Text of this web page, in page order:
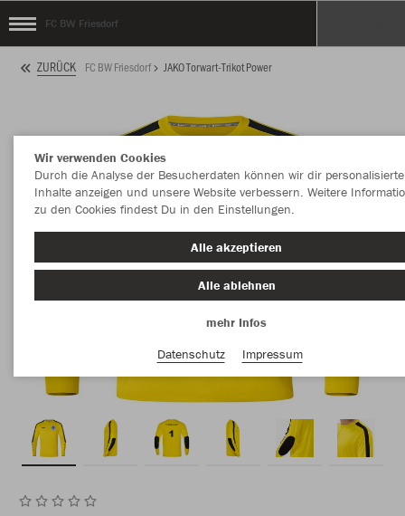
FC BW Friesdorf
ZURÜCK FC BW Friesdorf JAKO Torwart-Trikot Power
Wir verwenden Cookies
Durch die Analyse der Besucherdaten können wir dir personalisierte
Inhalte anzeigen und unsere Website verbessern. Weitere
zu den Cookies findest Du in den Einstellungen.
Alle akzeptieren
Alle ablehnen
mehr Infos
Datenschutz
Impressum